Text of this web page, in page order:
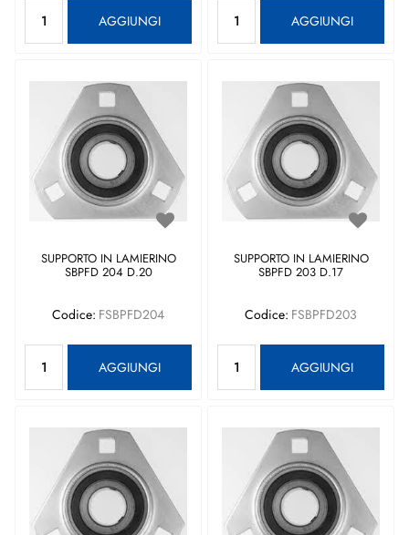
AGGIUNGI AGGIUNGI
SUPPORTO IN LAMIERINO
SBPFD 204 D.20
Codice: FSBPFD204
AGGIUNGI
SUPPORTO IN LAMIERINO
SBPFD 203 D.17
Codice: FSBPFD203
AGGIUNGI